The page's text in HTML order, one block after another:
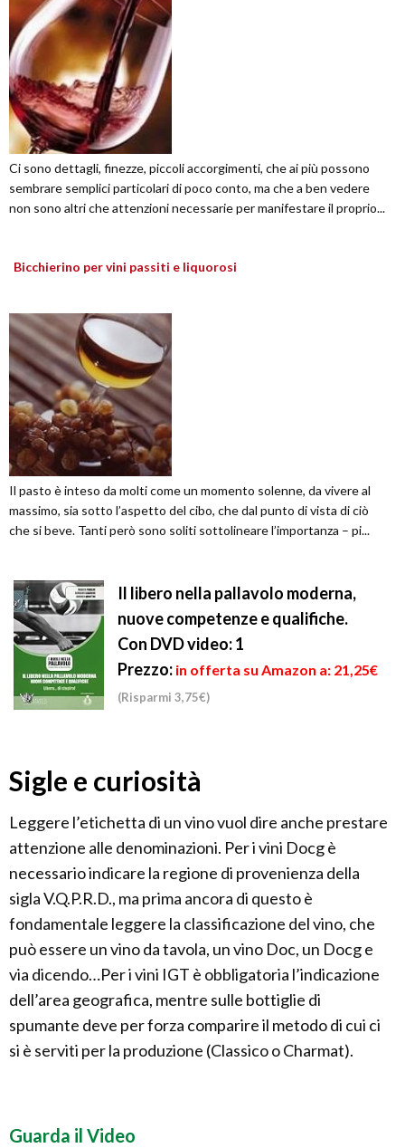
Ci sono dettagli, finezze, piccoli accorgimenti, che ai più possono
sembrare semplici particolari di poco conto, ma che a ben vedere
non sono altri che attenzioni necessarie per manifestare il proprio...
Bicchierino per vini passiti e liquorosi
Il pasto è inteso da molti come un momento solenne, da vivere al
massimo, sia sotto l’aspetto del cibo, che dal punto di vista di ciò
che si beve. Tanti però sono soliti sottolineare l’importanza – pi...
Il libero nella pallavolo moderna,
nuove competenze e qualifiche.
Con DVD video: 1
Prezzo: in offerta su Amazon a: 21,25€
(Risparmi 3,75€)
Sigle e curiosità
Leggere l’etichetta di un vino vuol dire anche prestare
attenzione alle denominazioni. Per i vini Docg è
necessario indicare la regione di provenienza della
sigla V.Q.P.R.D., ma prima ancora di questo è
fondamentale leggere la classificazione del vino, che
può essere un vino da tavola, un vino Doc, un Docg e
via dicendo…Per i vini IGT è obbligatoria l’indicazione
dell’area geografica, mentre sulle bottiglie di
spumante deve per forza comparire il metodo di cui ci
si è serviti per la produzione (Classico o Charmat).
Guarda il Video